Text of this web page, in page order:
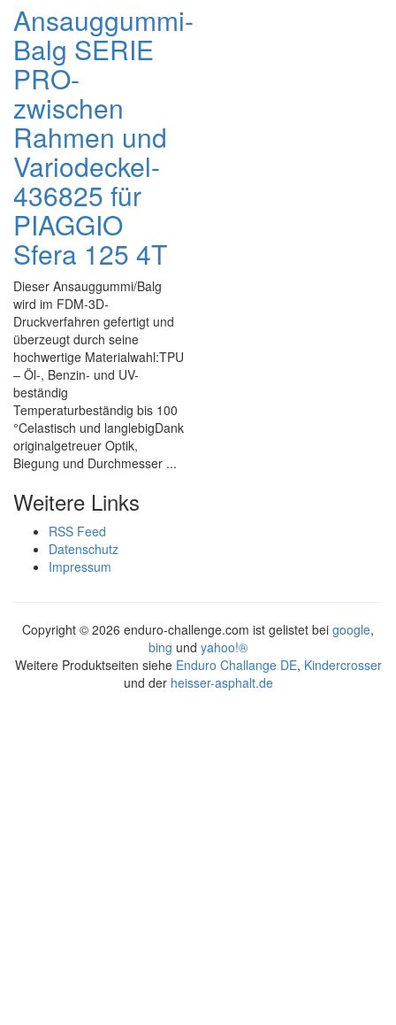
Ansauggummi-
Balg SERIE
PRO-
zwischen
Rahmen und
Variodeckel-
436825 für
PIAGGIO
Sfera 125 4T
Dieser Ansauggummi/Balg
wird im FDM-3D-
Druckverfahren gefertigt und
überzeugt durch seine
hochwertige Materialwahl:TPU
– Öl-, Benzin- und UV-
beständig
Temperaturbeständig bis 100
°Celastisch und langlebigDank
originalgetreuer Optik,
Biegung und Durchmesser ...
Weitere Links
RSS Feed
Datenschutz
Impressum
Copyright © 2026 enduro-challenge.com ist gelistet bei google,
bing und yahoo!®
Weitere Produktseiten siehe Enduro Challange DE, Kindercrosser
und der heisser-asphalt.de